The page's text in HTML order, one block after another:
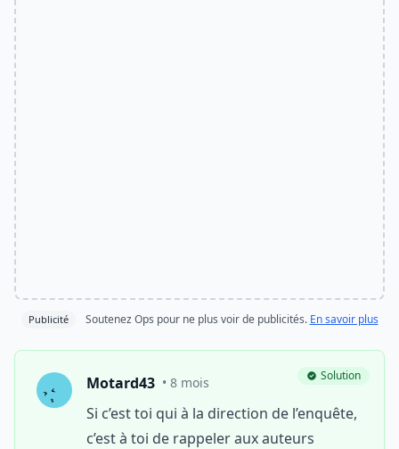
Publicité Soutenez Ops pour ne plus voir de publicités. En savoir plus
Solution
Motard43 • 8 mois
Si c’est toi qui à la direction de l’enquête,
c’est à toi de rappeler aux auteurs